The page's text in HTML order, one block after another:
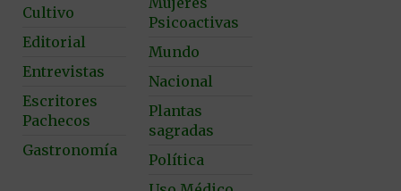
Cultivo
Editorial
Entrevistas
Escritores
Pachecos
Gastronomía
Psicoactivas
Mundo
Nacional
Plantas
sagradas
Política